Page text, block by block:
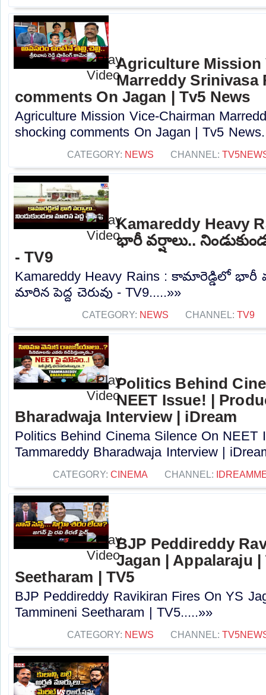
Agriculture Mission
Marreddy Srinivasa
comments On Jagan | Tv5 News
Agriculture Mission Vice-Chairman
shocking comments On Jagan | Tv5
CATEGORY: NEWS CHANNEL:
Kamareddy Heavy
భారీ వర్షాలు..
- TV9
Kamareddy Heavy Rains : కామారెడ్డిలో భారీ
మారిన పెద్ద చెరువు - TV9.....»»
CATEGORY: NEWS CHANNEL: TV9
Politics Behind
NEET Issue! |
Bharadwaja Interview | iDream
Politics Behind Cinema Silence On NEET
Tammareddy Bharadwaja Interview |
CATEGORY: CINEMA CHANNEL:
BJP Peddireddy
Jagan | Appalaraju |
Seetharam | TV5
BJP Peddireddy Ravikiran Fires On YS
Tammineni Seetharam | TV5.....»»
CATEGORY: NEWS CHANNEL: